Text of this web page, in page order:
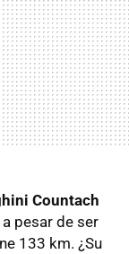
Countach
pesar de ser
133 km. ¿Su